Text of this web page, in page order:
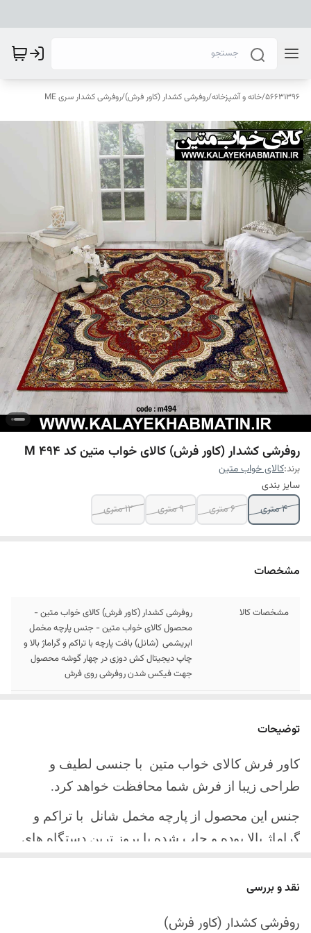
56631396
/خانه و آشپزخانه/روفرشی کشدار (کاور فرش)/روفرشی کشدار سری ME
روفرشی کشدار (کاور فرش) کالای خواب متین کد M 494
برند:کالای خواب متین
سایز بندی
4 متری
6 متری 9 متری 12 متری
مشخصات
مشخصات کالا
روفرشی کشدار (کاور فرش) کالای خواب متین -
محصول کالای خواب متین - جنس پارچه مخمل
ابریشمی (شانل) بافت پارچه با تراکم و گراماژ بالا و
چاپ دیجیتال کش دوزی در چهار گوشه محصول
جهت فیکس شدن روفرشی روی فرش
ارسال کالا
آینده
توضیحات
کاور فرش کالای خواب متین با جنسی لطیف و
طراحی زیبا از فرش شما محافظت خواهد کرد.
جنس این محصول از پارچه مخمل شانل با تراکم و
گراماژ بالا بوده و چاپ شده با بروز ترین دستگاه های
چهار گوشه این محصول با کش باکیفیت دوخته‌شده
نقد و بررسی
روفرشی کشدار (کاور فرش)